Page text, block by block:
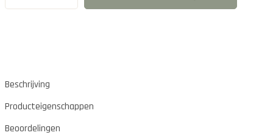
Beschrijving
Producteigenschappen
Beoordelingen